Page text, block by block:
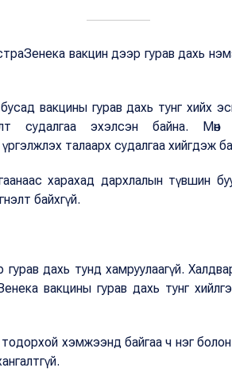
вакцин дээр гурав дахь
вакцины гурав дахь тунг хийх
судалгаа эхэлсэн байна. Мөн
талаарх судалгаа хийгдэж
харахад дархлалын түвшин
байхгүй.
гурав дахь тунд хамруулаагүй.
вакцины гурав дахь тунг
тодорхой хэмжээнд байгаа ч нэг